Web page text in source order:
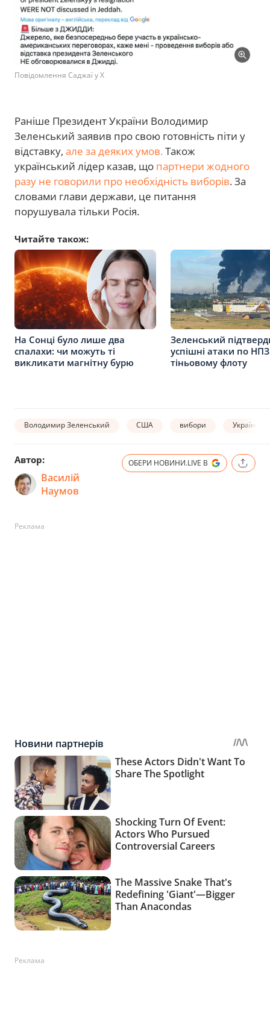
Повідомлення Саджаї у Х
Раніше Президент України Володимир
Зеленський заявив про свою готовність піти у
відставку, але за деяких умов.Також
український лідер казав, що партнери жодного
разу не говорили про необхідність виборів. За
словами глави держави, це питання
порушувала тільки Росія.
Читайте також:
На Сонці було лише два
спалахи: чи можуть ті
викликати магнітну бурю
Зеленський
успішні атаки по НПЗ
тіньовому флоту
Володимир Зеленський США вибори Україна
Автор:
Василій
Наумов
ОБЕРИ НОВИНИ.LIVE В
Реклама
Реклама